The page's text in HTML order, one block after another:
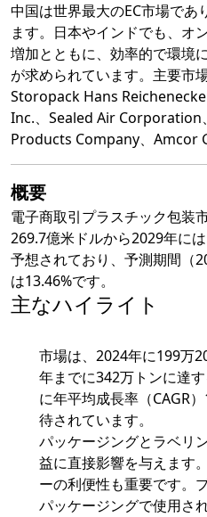
中国は世界最大のEC市場であ
ます。日本やインドでも、オ
増加とともに、効率的で環境
が求められています。主要市
Storopack Hans
Inc.、Sealed Air Corporation
Products Company、Amcor
概要
電子商取引プラスチック包装
269.7億米ドルから2029年に
予想されており、予測期間（
は13.46%です。
主なハイライト
市場は、2024年に199万
年までに342万トンに達
に年平均成長率（CAGR
待されています。
パッケージングとラベリ
益に直接影響を与えます
ーの利便性も重要です。
パッケージングで使用さ